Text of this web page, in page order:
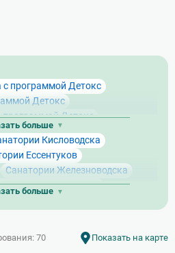
с программой Детокс
Детокс
программой Детокс
с программой Детокс
программой Детокс
больше
Кисловодска
Ессентуков
Санатории Железноводска
Лазаревского
Сочи с бассейном
и бюджетные
больше
Показать на карте
70